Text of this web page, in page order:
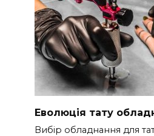
Еволюція тату
Вибір обладнання для